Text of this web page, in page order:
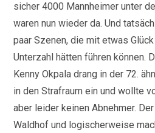
sicher 4000 Mannheimer unter
waren nun wieder da. Und
paar Szenen, die mit etwas
Unterzahl hätten führen können.
Kenny Okpala drang in der 72.
in den Strafraum ein und wollte
aber leider keinen Abnehmer.
Waldhof und logischerweise